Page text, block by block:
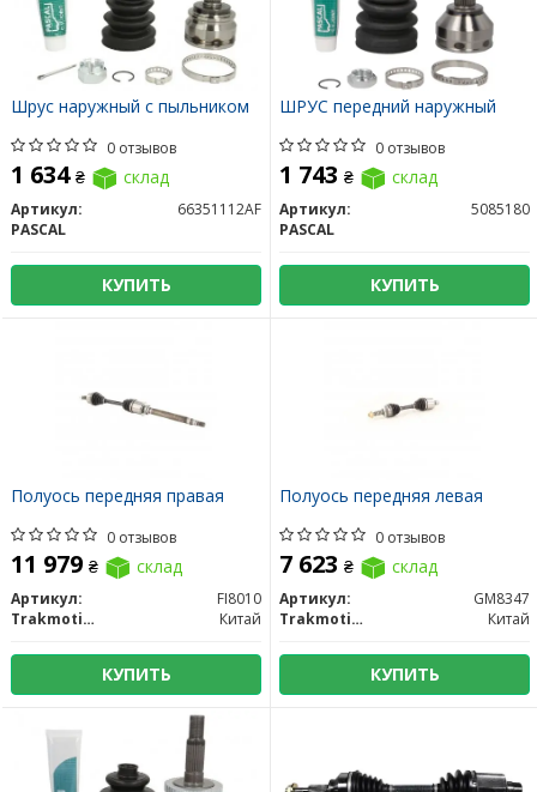
Шрус наружный с пыльником
0 отзывов
1 634 ₴ склад
Артикул:
66351112AF
PASCAL
КУПИТЬ
ШРУС передний наружный
0 отзывов
1 743 ₴ склад
Артикул:
5085180
PASCAL
КУПИТЬ
Полуось передняя правая
0 отзывов
11 979 ₴ склад
Артикул:
FI8010
Trakmotive/Surtrack
Китай
КУПИТЬ
Полуось передняя левая
0 отзывов
7 623 ₴ склад
Артикул:
GM8347
Trakmotive/Surtrack
Китай
КУПИТЬ